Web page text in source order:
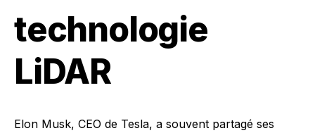
technologie
LiDAR
Elon Musk, CEO de Tesla, a souvent partagé ses